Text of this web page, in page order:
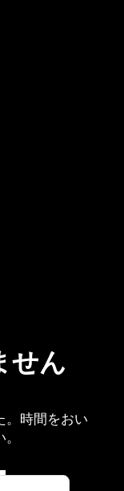
せん
。時間をおい